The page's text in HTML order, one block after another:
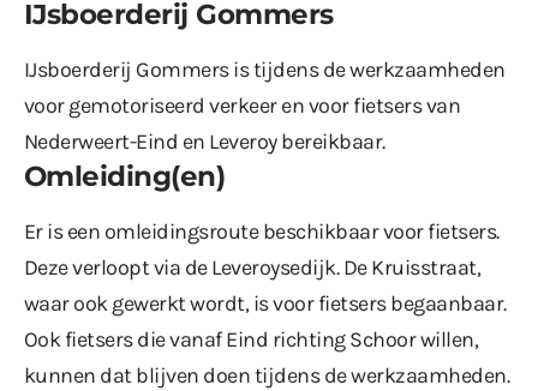
IJsboerderij Gommers
IJsboerderij Gommers is tijdens de werkzaamheden
voor gemotoriseerd verkeer en voor fietsers van
Nederweert-Eind en Leveroy bereikbaar.
Omleiding(en)
Er is een omleidingsroute beschikbaar voor fietsers.
Deze verloopt via de Leveroysedijk. De Kruisstraat,
waar ook gewerkt wordt, is voor fietsers begaanbaar.
Ook fietsers die vanaf Eind richting Schoor willen,
kunnen dat blijven doen tijdens de werkzaamheden.